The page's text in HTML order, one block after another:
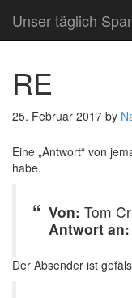
Unser täglich
RE
25. Februar 2017 by
Eine „Antwort“ von
habe.
Von: Tom
Antwort an:
Der Absender ist